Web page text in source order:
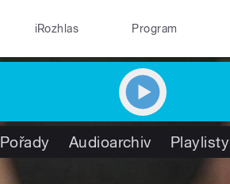
iRozhlas Program
Pořady Audioarchiv Playlisty